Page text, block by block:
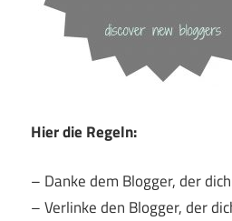
Hier die Regeln:
– Danke dem Blogger, der
– Verlinke den Blogger, der